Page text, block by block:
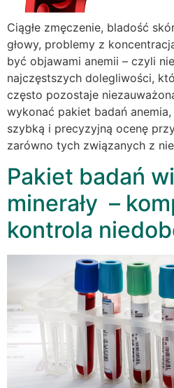
Ciągłe zmęczenie, bladość
głowy, problemy z
być objawami anemii – czyli
najczęstszych dolegliwości,
często pozostaje
wykonać pakiet badań
szybką i precyzyjną ocenę
zarówno tych związanych z
Pakiet badań
minerały –
kontrola